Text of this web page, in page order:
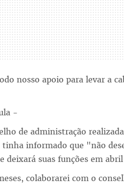
nosso apoio para levar a
-
de administração
tinha informado que "não
suas funções em abril
colaborarei com o